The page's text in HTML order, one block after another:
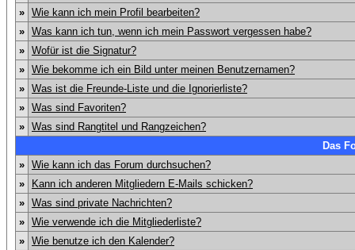
» Wie kann ich mein Profil bearbeiten?
» Was kann ich tun, wenn ich mein Passwort vergessen habe?
» Wofür ist die Signatur?
» Wie bekomme ich ein Bild unter meinen Benutzernamen?
» Was ist die Freunde-Liste und die Ignorierliste?
» Was sind Favoriten?
» Was sind Rangtitel und Rangzeichen?
Das
» Wie kann ich das Forum durchsuchen?
»
Kann ich anderen Mitgliedern E-Mails schicken?
» Was sind private Nachrichten?
» Wie verwende ich die Mitgliederliste?
» Wie benutze ich den Kalender?